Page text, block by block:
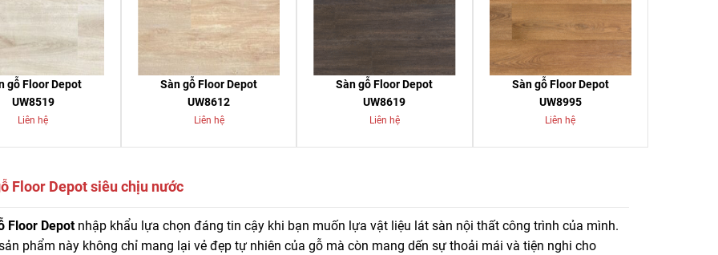
gỗ Floor Depot
UW8519
Liên hệ
Sàn gỗ Floor Depot
UW8612
Liên hệ
Sàn gỗ Floor Depot
UW8619
Liên hệ
Sàn gỗ Floor Depot
UW8995
Liên hệ
Floor Depot siêu chịu nước
nhập khẩu, phân phối và thi công sàn gỗ công nghiệp Floor Depot chất lượng cao, màu sắc sang trong, chống ẩm cực tốt.
Floor Depotnhập khẩu lựa chọn đáng tin cậy khi bạn muốn lựa vật liệu lát sàn nội thất công trình của mình.
phẩm này không chỉ mang lại vẻ đẹp tự nhiên của gỗ mà còn mang dến sự thoải mái và tiện nghi cho